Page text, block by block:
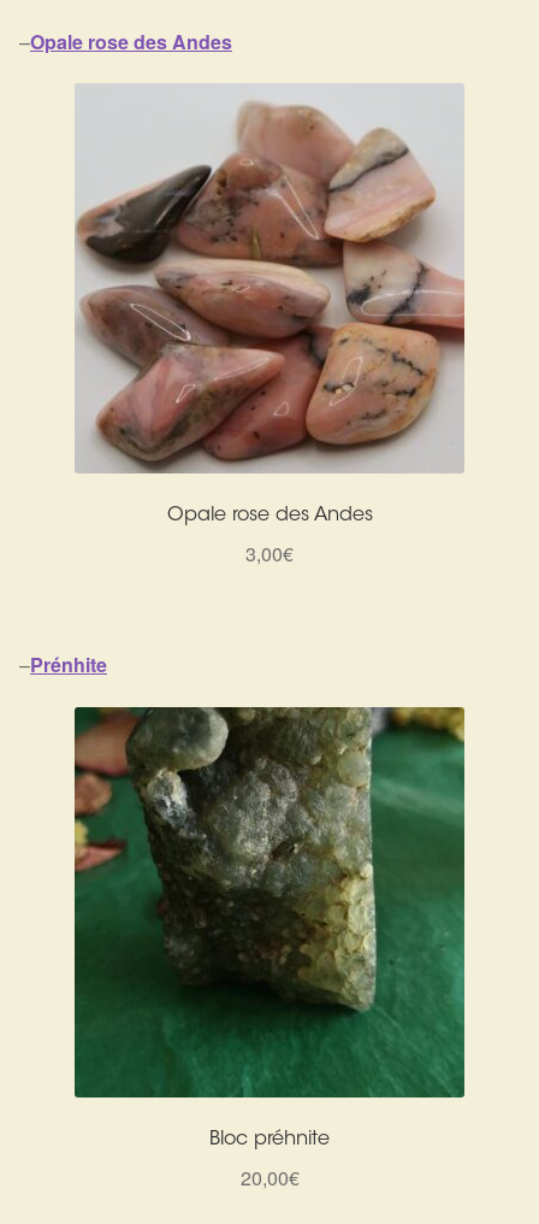
–Opale rose des Andes
Opale rose des Andes
3,00€
–Prénhite
Bloc préhnite
20,00€